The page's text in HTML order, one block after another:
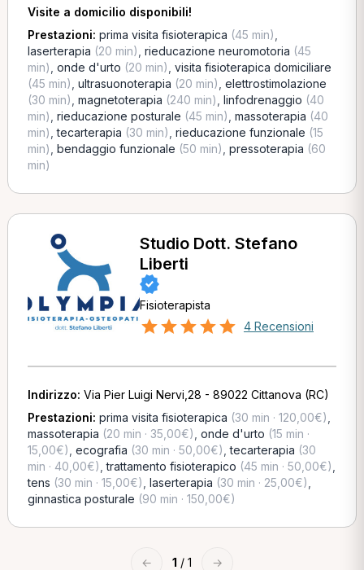
Visite a domicilio disponibili!
Prestazioni: prima visita fisioterapica (45 min)
laserterapia (20 min) rieducazione neuromotoria (45
min) onde d'urto (20 min) visita fisioterapica domiciliare
(45 min) ultrasuonoterapia (20 min) elettrostimolazione
(30 min) magnetoterapia (240 min) linfodrenaggio (40
min) rieducazione posturale (45 min) massoterapia (40
min) ,tecarterapia (30 min) rieducazione funzionale (15
min) bendaggio funzionale (50 min) pressoterapia (60
min)
Studio Dott. Stefano
Liberti
Fisioterapista
4 Recensioni
Indirizzo: Via Pier Luigi Nervi,28 - 89022 Cittanova (RC)
Prestazioni: prima visita fisioterapica (30 min · 120,00€)
massoterapia (20 min · 35,00€) onde d'urto (15 min ·
15,00€) ecografia (30 min · 50,00€) ,tecarterapia (30
min · 40,00€) ,trattamento fisioterapico (45 min · 50,00€)
tens (30 min · 15,00€) laserterapia (30 min · 25,00€)
ginnastica posturale (90 min · 150,00€)
← 1 / 1 →